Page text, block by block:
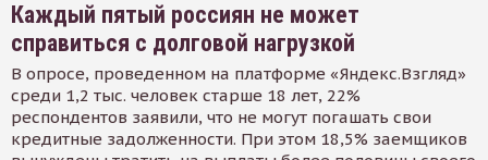
Каждый пятый россиян не может
справиться с долговой нагрузкой
В опросе, проведенном на платформе «Яндекс.Взгляд»
среди 1,2 тыс. человек старше 18 лет, 22%
респондентов заявили, что не могут погашать свои
кредитные задолженности. При этом 18,5% заемщиков